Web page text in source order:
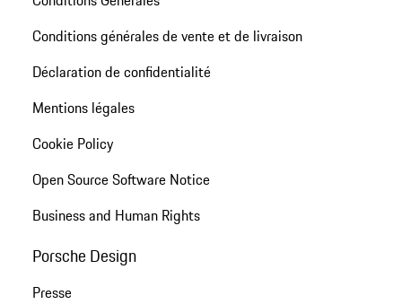
Conditions générales de vente et de livraison
Déclaration de confidentialité
Mentions légales
Cookie Policy
Open Source Software Notice
Business and Human Rights
Porsche Design
Presse